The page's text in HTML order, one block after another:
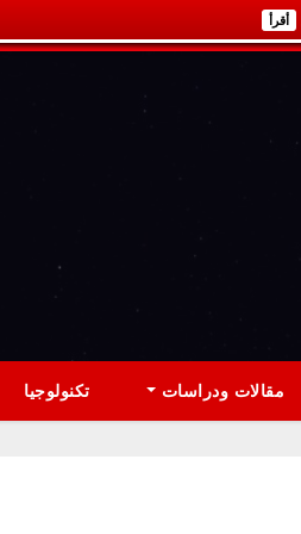
أقرأ
مقالات ودراسات تكنولوجيا